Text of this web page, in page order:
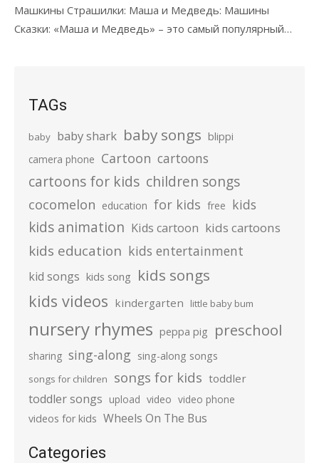
Машкины Страшилки: Маша и Медведь: Машины
Сказки: «Маша и Медведь» – это самый популярный…
TAGs
baby baby shark baby songs blippi
camera phone Cartoon cartoons
cartoons for kids children songs
cocomelon education for kids free kids
kids animation Kids cartoon kids cartoons
kids education kids entertainment
kid songs kids song kids songs
kids videos kindergarten little baby bum
nursery rhymes peppa pig preschool
sharing sing-along sing-along songs
songs for children songs for kids toddler
toddler songs upload video video phone
videos for kids Wheels On The Bus
Categories